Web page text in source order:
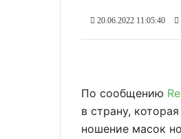
20.06.2022 11:05:40
По сообщению
в страну,
ношение масок